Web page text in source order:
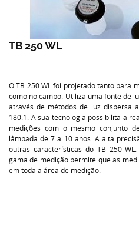
TB 250 WL
O TB 250 WL foi projetado tanto para
como no campo. Utiliza uma fonte de
através de métodos de luz dispersa
180.1. A sua tecnologia possibilita a
medições com o mesmo conjunto
lâmpada de 7 a 10 anos. A alta
outras características do TB 250
gama de medição permite que as
em toda a área de medição.